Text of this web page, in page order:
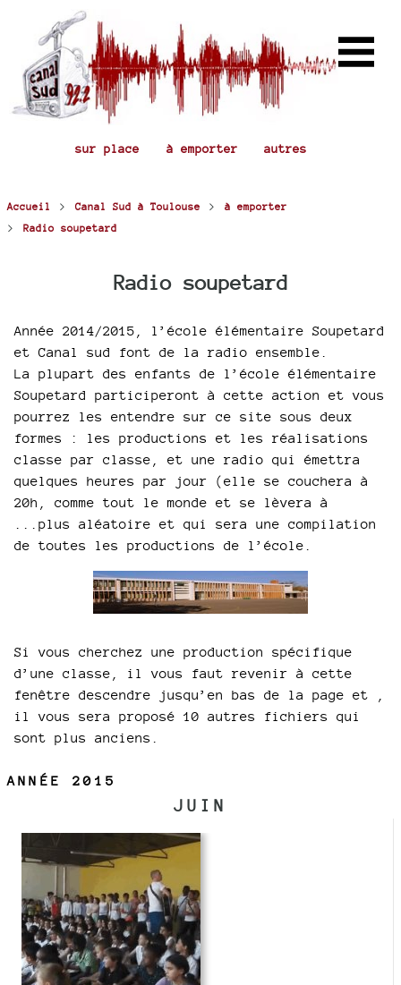
sur place à emporter autres
Accueil > Canal Sud à Toulouse > à emporter
> Radio soupetard
Radio soupetard
Année 2014/2015, l’école élémentaire Soupetard
et Canal sud font de la radio ensemble.
La plupart des enfants de l’école élémentaire
Soupetard participeront à cette action et vous
pourrez les entendre sur ce site sous deux
formes : les productions et les réalisations
classe par classe, et une radio qui émettra
quelques heures par jour (elle se couchera à
20h, comme tout le monde et se lèvera à
...plus aléatoire et qui sera une compilation
de toutes les productions de l’école.
Si vous cherchez une production spécifique
d’une classe, il vous faut revenir à cette
fenêtre descendre jusqu’en bas de la page et ,
il vous sera proposé 10 autres fichiers qui
sont plus anciens.
ANNÉE 2015
JUIN